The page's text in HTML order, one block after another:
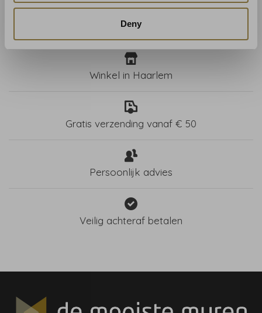
Deny
Winkel in Haarlem
Gratis verzending vanaf € 50
Persoonlijk advies
Veilig achteraf betalen